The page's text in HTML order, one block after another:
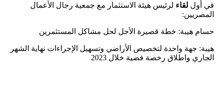
في أول لقاء لرئيس هيئة الاستثمار مع جمعية رجال الأعمال
المصريين:
حسام هيبة: خطة قصيرة الأجل لحل مشاكل المستثمرين
هيبة: جهة واحدة لتخصيص الأراضي وتسهيل الإجراءات نهاية الشهر
الجاري واطلاق رخصة فضية خلال 2023